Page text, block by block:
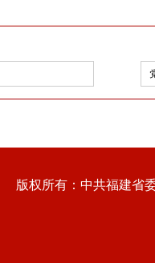
版权所有：中共福建省